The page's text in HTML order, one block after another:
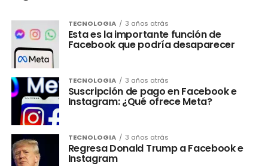
TECNOLOGIA 3 años atrás
Esta es la importante función de
Facebook que podría desaparecer
TECNOLOGIA 3 años atrás
Suscripción de pago en Facebook e
Instagram: ¿Qué ofrece Meta?
TECNOLOGIA 3 años atrás
Regresa Donald Trump a Facebook e
Instagram